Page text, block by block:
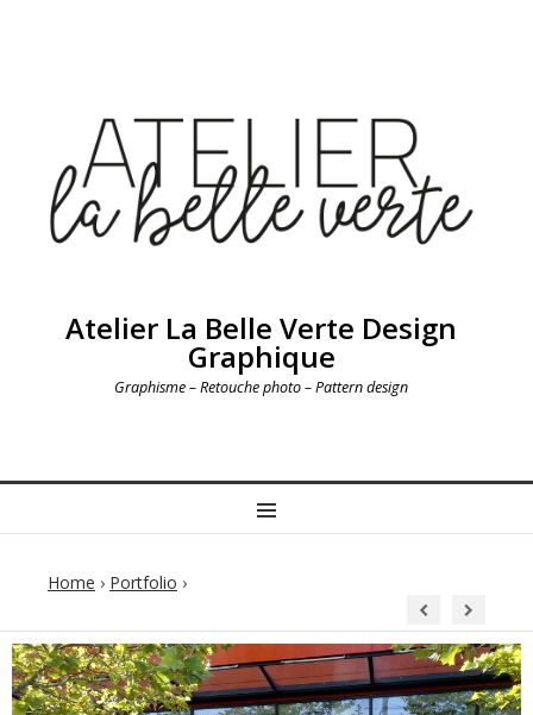
Atelier La Belle Verte Design
Graphique
Graphisme – Retouche photo – Pattern design
MENU
Home › Portfolio ›